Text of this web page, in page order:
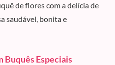
de flores com a delícia de
saudável, bonita e
Buquês Especiais